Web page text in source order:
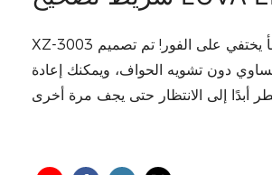
XZ-3003 الرجل الخفي في عالم شريط التصحيح - ضربة واحدة والخطأ يختفي على الفور! تم تصميم XZ-3003
دون تشويه الحواف، ويمكنك إعادة